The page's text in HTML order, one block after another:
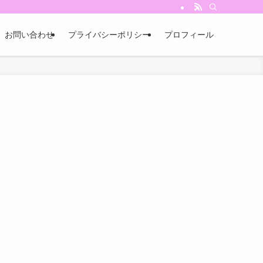
お問い合わせ プライバシーポリシー プロフィール